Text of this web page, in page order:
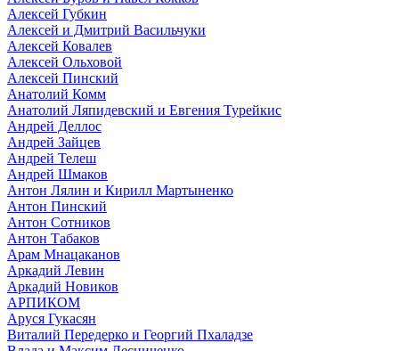
Алексей Губкин
Алексей и Дмитрий Васильчуки
Алексей Ковалев
Алексей Ольховой
Алексей Пинский
Анатолий Комм
Анатолий Ляпидевский и Евгения Турейкис
Андрей Деллос
Андрей Зайцев
Андрей Телеш
Андрей Шмаков
Антон Лялин и Кирилл Мартыненко
Антон Пинский
Антон Сотников
Антон Табаков
Арам Мнацаканов
Аркадий Левин
Аркадий Новиков
АРПИКОМ
Аруся Гукасян
Виталий Передерко и Георгий Пхаладзе